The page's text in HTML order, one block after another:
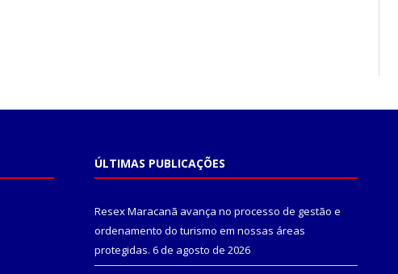
ÚLTIMAS PUBLICAÇÕES
Resex Maracanã avança no processo de gestão e
ordenamento do turismo em nossas áreas
protegidas. 6 de agosto de 2026